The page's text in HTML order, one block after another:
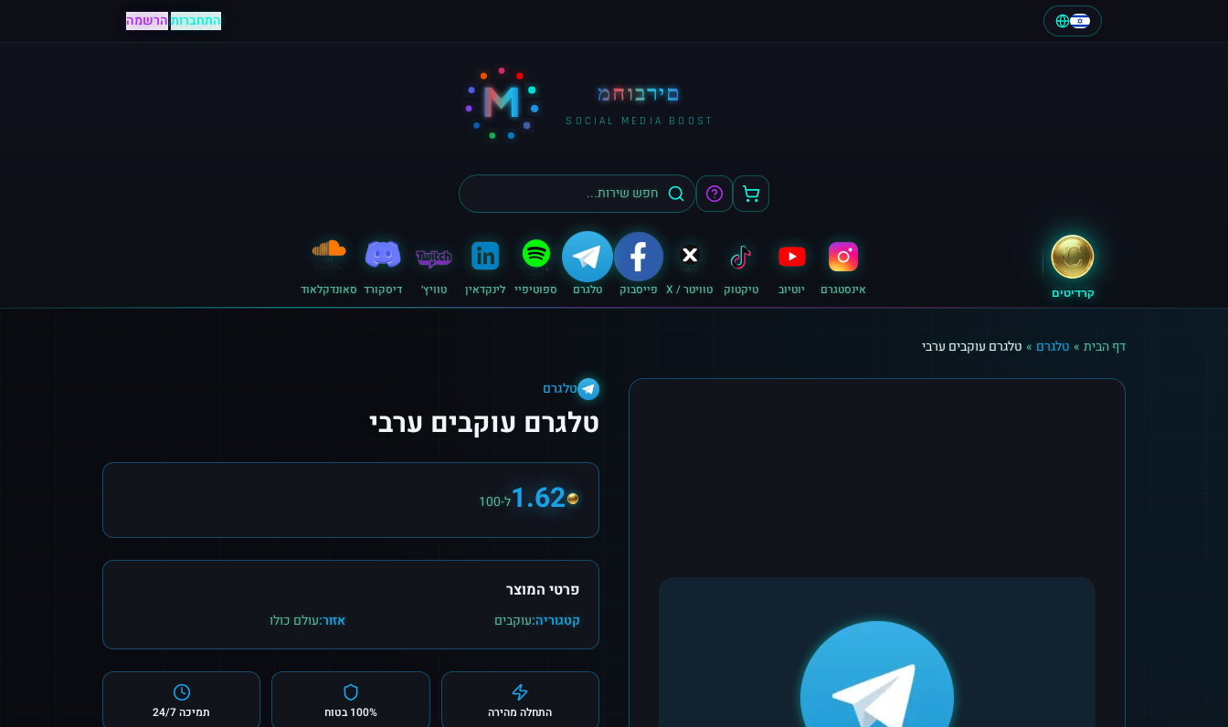
התחברות|הרשמה
M מחוברים
SOCIAL MEDIA BOOST
קרדיטים אינסטגרם יוטיוב טיקטוק טוויטר / X פייסבוק טלגרם ספוטיפיי לינקדאין טוויץ׳ דיסקורד סאונדקלאוד
דף הבית » טלגרם » טלגרם עוקבים ערבי
טלגרם
טלגרם עוקבים ערבי
1.62ל-100
פרטי המוצר
קטגוריה:עוקבים אזור:עולם כולו
התחלה מהירה 100% בטוח תמיכה 24/7